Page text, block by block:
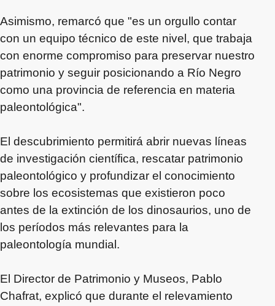
Asimismo, remarcó que "es un orgullo contar
con un equipo técnico de este nivel, que trabaja
con enorme compromiso para preservar nuestro
patrimonio y seguir posicionando a Río Negro
como una provincia de referencia en materia
paleontológica".
El descubrimiento permitirá abrir nuevas líneas
de investigación científica, rescatar patrimonio
paleontológico y profundizar el conocimiento
sobre los ecosistemas que existieron poco
antes de la extinción de los dinosaurios, uno de
los períodos más relevantes para la
paleontología mundial.
El Director de Patrimonio y Museos, Pablo
Chafrat, explicó que durante el relevamiento